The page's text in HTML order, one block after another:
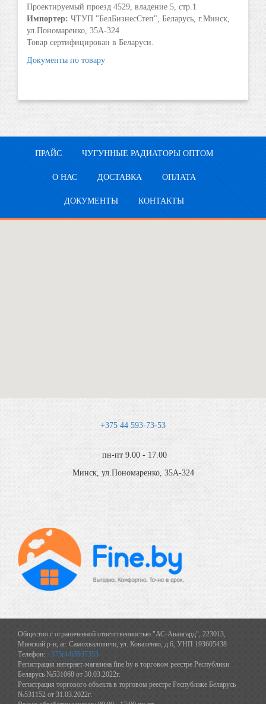
Проектируемый проезд 4529, владение 5, стр.1
Импортер: ЧТУП "БелБизнесСтеп", Беларусь, г.Минск,
ул.Пономаренко, 35А-324
Товар сертифицирован в Беларуси.
Документы по товару
ПРАЙС ЧУГУННЫЕ РАДИАТОРЫ ОПТОМ
О НАС ДОСТАВКА ОПЛАТА
ДОКУМЕНТЫ КОНТАКТЫ
+375 44 593-73-53
пн-пт 9.00 - 17.00
Минск, ул.Пономаренко, 35А-324
Общество с ограниченной ответственностью "АС-Авангард", 223013,
Минский р-н, аг. Самохваловичи, ул. Коваленко, д.6, УНП 193605438
Телефон: +375(44)5937353
Регистрация интернет-магазина fine.by в торговом реестре Республики
Беларусь №531068 от 30.03.2022г.
Регистрация торгового объекта в торговом реестре Республике Беларусь
№531152 от 31.03.2022г.